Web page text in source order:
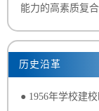
能力的高素质复
历史沿革
● 1956年学校建